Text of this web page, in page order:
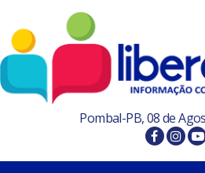
Pombal-PB, 08 de